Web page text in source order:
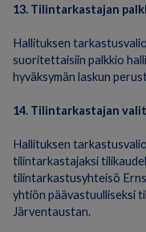
13. Tilintarkastajan
Hallituksen
suoritettaisiin palkkio
hyväksymän laskun
14. Tilintarkastajan
Hallituksen
tilintarkastajaksi
tilintarkastusyhteisö
yhtiön päävastuulliseksi
Järventaustan.